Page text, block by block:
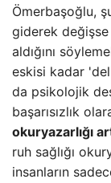
Ömerbaşoğlu,
giderek
aldığını
eskisi kadar
da psikolojik
başarısızlık
okuryazarlığı
ruh sağlığı
insanların